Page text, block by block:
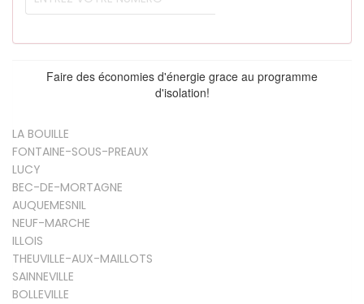
Faire des économies d'énergie grace au programme
d'isolation!
LA BOUILLE
FONTAINE-SOUS-PREAUX
LUCY
BEC-DE-MORTAGNE
AUQUEMESNIL
NEUF-MARCHE
ILLOIS
THEUVILLE-AUX-MAILLOTS
SAINNEVILLE
BOLLEVILLE